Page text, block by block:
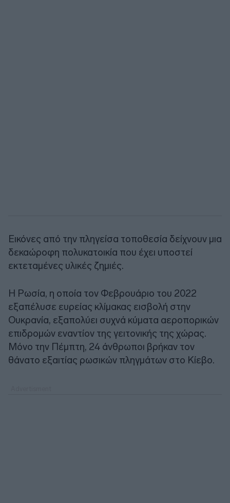
Εικόνες από την πληγείσα τοποθεσία δείχνουν μια
δεκαώροφη πολυκατοικία που έχει υποστεί
εκτεταμένες υλικές ζημιές.
Η Ρωσία, η οποία τον Φεβρουάριο του 2022
εξαπέλυσε ευρείας κλίμακας εισβολή στην
Ουκρανία, εξαπολύει συχνά κύματα αεροπορικών
επιδρομών εναντίον της γειτονικής της χώρας.
Μόνο την Πέμπτη, 24 άνθρωποι βρήκαν τον
θάνατο εξαιτίας ρωσικών πληγμάτων στο Κίεβο.